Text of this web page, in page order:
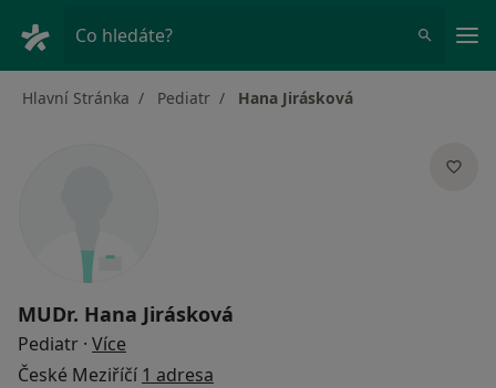
Co hledáte?
Hlavní Stránka Pediatr Hana Jirásková
MUDr. Hana Jirásková
Pediatr · Více
České Meziříčí 1 adresa